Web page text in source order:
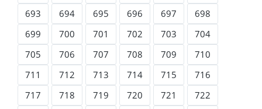
693
694 695 696 697
698
699
700 701 702 703
704
705
706 707 708 709
710
711
712 713 714 715
716
717
718 719 720 721
722